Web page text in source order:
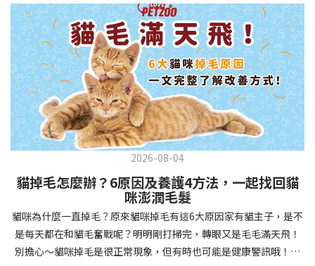
相處中獲得回報狗狗訓練指南，六步驟培養幼犬開始幼犬訓練時，
系統性的方法能帶來最佳效果。從信任建立到習慣養成，每個階段
都至關重要，缺一不可。良好的訓練應循序漸進，把握幼犬成長敏
感期，以積極正向的方式引導。遵循這六個步驟，即使是第一次養
狗的新手，也能輕鬆將調皮的小狗訓練成聽話的好夥伴！建立信任
基礎 幼犬訓練的第一步不是教指令，而是建立信任。剛到新家的幼
犬可能感到緊張不安，給予適當空間適應環境很重要。用溫柔的聲
音交談，提供安全舒適的窩，維持規律的餵食和如廁時間，讓幼犬
感到安心。輕輕撫摸、溫柔擁抱，每天安排固定玩耍時間，這些都
任你後，可開始教導基本指令。從簡單的「坐下」開始，再逐步學
習「趴下」、「等待」和「過來」。每次訓練保持在5-10分鐘內，
避免幼犬注意力分散。使用清晰一致的口令和手勢，成功時立即給
予獎勵和讚美。記住，重複是學習的關鍵，每天多次短時間練習效
果最佳。調整日常行為除了基本指令，幼犬還需學習生活禮儀。如
若超過 24 小時沒改善，建議就醫。血便（帶血絲或黑色糞便） 👉
可能是嚴重腸胃問題，應立即帶去獸醫院！想知道貓咪拉肚子的真
正原因，只要透過 5 個簡單步驟，就能判斷問題嚴重性，決定是否
需要就醫！接下來我們一起來看看該怎麼做吧！🐾 貓咪拉肚子怎麼
辦？5步驟判斷貓咪拉肚子是否需要馬上看醫生貓咪拉肚子的因素與
許多原因有關，更換食物、誤食異物或不乾淨的東西、寄生蟲、其
他疾病。 5 步驟判斷貓咪拉肚子原因，要不要看醫生？當貓咪拉肚
子時，不用慌張！透過以下 5 個步驟，就能快速判斷原因，並決定
是否需要帶去獸醫院。📌 貓咪拉肚子判斷步驟1：觀察糞便的狀態：
糞便質地是關鍵！不同形態代表不同的腸胃狀況📌 貓咪拉肚子判斷
步驟2：回想最近的飲食變化：有沒有突然換飼料或罐頭？ 有沒有吃
到新零食或人類食物？ 是否誤食異物？📌 貓咪拉肚子判斷步驟3：
確認環境與生活作息：最近是否搬家、換貓砂、新成員加入？ 天氣
是否有變化？ 飼主是否長時間外出？📌 貓咪拉肚子判斷步驟4：觀
察貓咪的精神與食慾：貓咪精神好嗎？、食慾是否正常？，可先觀
2026-08-04
貓掉毛怎麼辦？6原因及養護4方法，一起找回貓
咪澎潤毛髮
貓咪為什麼一直掉毛？原來貓咪掉毛有這6大原因家有貓主子，是不
是每天都在和貓毛奮戰呢？明明剛打掃完，轉眼又是毛毛滿天飛！
別擔心～貓咪掉毛是很正常現象，但有時也可能是健康警訊哦！以